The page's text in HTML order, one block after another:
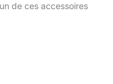
de ces accessoires